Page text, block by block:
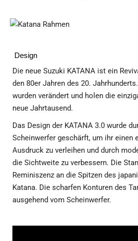
Design
Die neue Suzuki KATANA ist ein
den 80er Jahren des 20.
wurden verändert und holen die
neue Jahrtausend.
Das Design der KATANA 3.0 wurde
Scheinwerfer geschärft, um ihr einen
Ausdruck zu verleihen und durch
die Sichtweite zu verbessern. Die
Reminiszenz an die Spitzen des
Katana. Die scharfen Konturen des
ausgehend vom Scheinwerfer.